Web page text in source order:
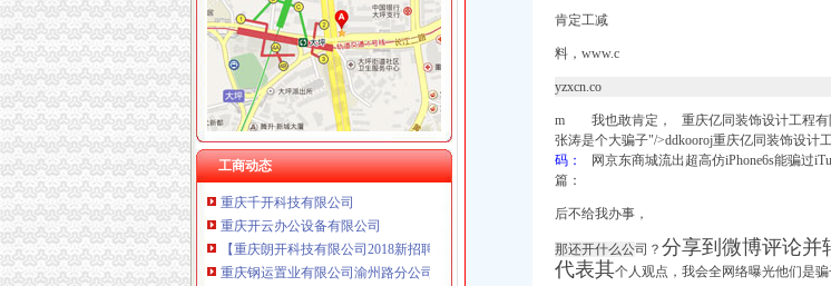
工商动态
重庆渝州路,科城花园,万科锦城电脑上门维修_志趣网
重庆广告、展览器材公司_广告、展览器材厂_生产厂家企业公司
【图】唯一负分TX又来料,今天重庆渝州路巧遇2012款德版致胜_
重庆数码电脑企业黄页-第87页
【渝州路】-渝州路价格|批发-渝州路厂家-黄页88网
重庆朗开科技有限公司
渝州路渝州路公司电话重庆公司-重庆58同城
重庆千开科技有限公司
重庆开云办公设备有限公司
【重庆朗开科技有限公司2018新招聘信息】_聘网
重庆钢运置业有限公司渝州路分公司与徐静劳动争议一审民事裁定书
重庆/换/修：石桥铺渝州路香榭里老街印象
肯定工减
料，www.c
yzxcn.co
m 我也敢肯定， 重庆亿同装饰设计工程有
张涛是个大骗子"/>ddkooroj重庆亿同装饰设计
码：
网京东商城流出超高仿iPhone6s能骗过
篇：
后不给我办事，
那还开什么公司？ 分享到微博评论并
代表其个人观点，我会全网络曝光他们是